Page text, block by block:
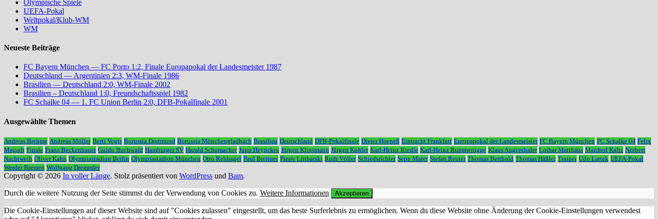
Olympische Spiele
UEFA-Pokal
Weltpokal/Klub-WM
WM
Neueste Beiträge
FC Bayern München — FC Porto 1:2, Finale Europapokal der Landesmeister 1987
Deutschland — Argentinien 2:3, WM-Finale 1986
Brasilien — Deutschland 2:0, WM-Finale 2002
Brasilien – Deutschland 1:0, Freundschaftsspiel 1982
FC Schalke 04 — 1. FC Union Berlin 2:0, DFB-Pokalfinale 2001
Ausgewählte Themen
Andreas Brehme Andreas Möller Berti Vogts Borussia Dortmund Borussia Mönchengladbach Brasilien Deutschland DFB-Pokalfinale Dieter Hoeneß Eintracht Frankfurt Europapokal der Landesmeister FC Bayern München FC Schalke 04 Felix
Magath Finale Franz Beckenbauer Guido Buchwald Hamburger SV Harald Schumacher Jupp Heynckes Jürgen Klinsmann Jürgen Kohler Karl-Heinz Riedle Karl-Heinz Rummenigge Klaus Augenthaler Lothar Matthäus Manfred Kaltz Norbert
Nachtweih Oliver Kahn Olympiastadion Berlin Olympiastadion München Otto Rehhagel Paul Breitner Pierre Littbarski Rudi Völler Schiedsrichter Sepp Maier Stefan Reuter Thomas Berthold Thomas Häßler Trainer Udo Lattek UEFA-Pokal
Werder Bremen Wolfgang Dremmler
Copyright © 2026 In voller Länge. Stolz präsentiert von WordPress und Bam.
Durch die weitere Nutzung der Seite stimmst du der Verwendung von Cookies zu. Weitere Informationen Akzeptieren
Die Cookie-Einstellungen auf dieser Website sind auf "Cookies zulassen" eingestellt, um das beste Surferlebnis zu ermöglichen. Wenn du diese Website ohne Änderung der Cookie-Einstellungen verwendest